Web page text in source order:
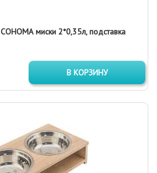
миски 2*0,35л, подставка
В КОРЗИНУ